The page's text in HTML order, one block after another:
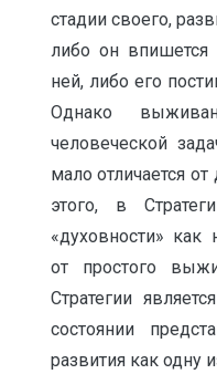
стадии своего,
либо он впишется
ней, либо его
Однако
человеческой
мало отли­чается
этого, в
«духовности» как
от простого
Стратегии
состоянии
развития как одну